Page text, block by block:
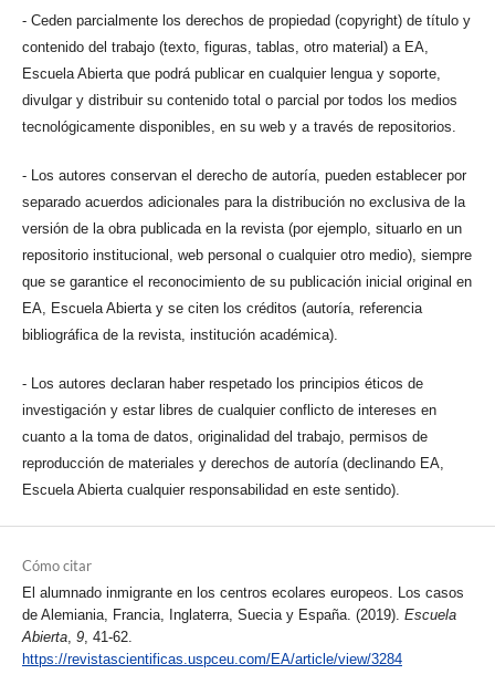
- Ceden parcialmente los derechos de propiedad (copyright) de título y
contenido del trabajo (texto, figuras, tablas, otro material) a EA,
Escuela Abierta que podrá publicar en cualquier lengua y soporte,
divulgar y distribuir su contenido total o parcial por todos los medios
tecnológicamente disponibles, en su web y a través de repositorios.
- Los autores conservan el derecho de autoría, pueden establecer por
separado acuerdos adicionales para la distribución no exclusiva de la
versión de la obra publicada en la revista (por ejemplo, situarlo en un
repositorio institucional, web personal o cualquier otro medio), siempre
que se garantice el reconocimiento de su publicación inicial original en
EA, Escuela Abierta y se citen los créditos (autoría, referencia
bibliográfica de la revista, institución académica).
- Los autores declaran haber respetado los principios éticos de
investigación y estar libres de cualquier conflicto de intereses en
cuanto a la toma de datos, originalidad del trabajo, permisos de
reproducción de materiales y derechos de autoría (declinando EA,
Escuela Abierta cualquier responsabilidad en este sentido).
Cómo citar
El alumnado inmigrante en los centros ecolares europeos. Los casos
de Alemiania, Francia, Inglaterra, Suecia y España. (2019). Escuela
Abierta, 9, 41-62.
https://revistascientificas.uspceu.com/EA/article/view/3284